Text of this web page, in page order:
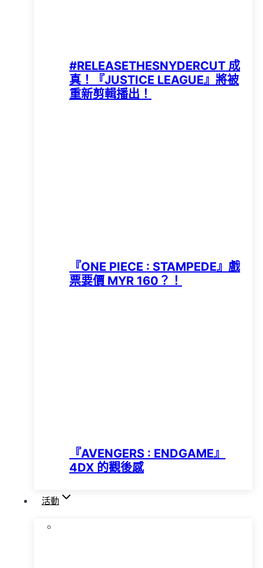
#RELEASETHESNYDERCUT 成
真！『JUSTICE LEAGUE』將被
重新剪輯播出！
『ONE PIECE : STAMPEDE』戲
票要價 MYR 160？！
『AVENGERS : ENDGAME』
4DX 的觀後感
活動